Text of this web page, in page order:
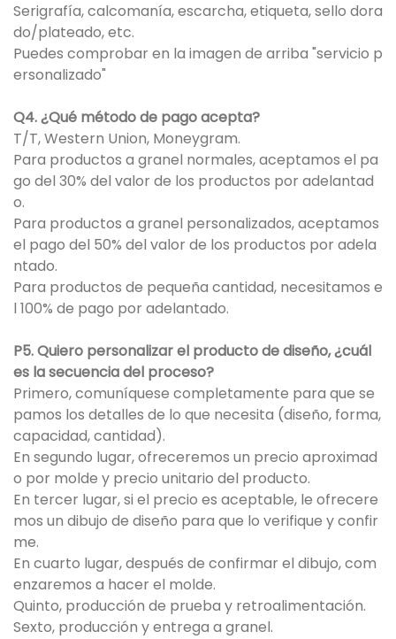
Serigrafía, calcomanía, escarcha, etiqueta, sello dora
do/plateado, etc.
Puedes comprobar en la imagen de arriba "servicio p
ersonalizado"
Q4. ¿Qué método de pago acepta?
T/T, Western Union, Moneygram.
Para productos a granel normales, aceptamos el pa
go del 30% del valor de los productos por adelantad
o.
Para productos a granel personalizados, aceptamos
el pago del 50% del valor de los productos por adela
ntado.
Para productos de pequeña cantidad, necesitamos e
l 100% de pago por adelantado.
P5. Quiero personalizar el producto de diseño, ¿cuál
es la secuencia del proceso?
Primero, comuníquese completamente para que se
pamos los detalles de lo que necesita (diseño, forma,
capacidad, cantidad).
En segundo lugar, ofreceremos un precio aproximad
o por molde y precio unitario del producto.
En tercer lugar, si el precio es aceptable, le ofrecere
mos un dibujo de diseño para que lo verifique y confir
me.
En cuarto lugar, después de confirmar el dibujo, com
enzaremos a hacer el molde.
Quinto, producción de prueba y retroalimentación.
Sexto, producción y entrega a granel.